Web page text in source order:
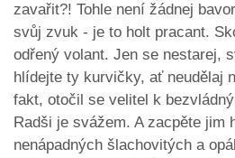
zavařit?! Tohle není žádnej
svůj zvuk - je to holt pracant.
odřený volant. Jen se nestarej,
hlídejte ty kurvičky, ať neudělaj
fakt, otočil se velitel k
Radši je svážem. A zacpěte jim
nenápadných šlachovitých a